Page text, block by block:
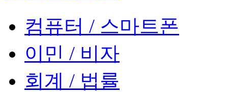
컴퓨터 / 스마트폰
이민 / 비자
회계 / 법률